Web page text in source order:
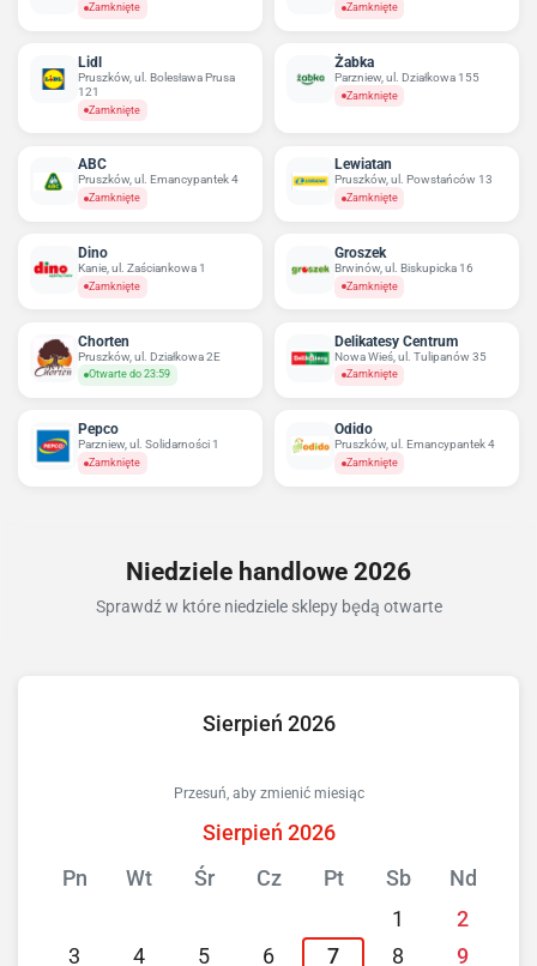
Zamknięte Zamknięte
Lidl
Pruszków, ul. Bolesława Prusa
121
Zamknięte
Żabka
Parzniew, ul. Działkowa 155
Zamknięte
ABC
Pruszków, ul. Emancypantek 4
Zamknięte
Lewiatan
Pruszków, ul. Powstańców 13
Zamknięte
Dino
Kanie, ul. Zaściankowa 1
Zamknięte
Groszek
Brwinów, ul. Biskupicka 16
Zamknięte
Chorten
Pruszków, ul. Działkowa 2E
Otwarte do 23:59
Delikatesy Centrum
Nowa Wieś, ul. Tulipanów 35
Zamknięte
Pepco
Parzniew, ul. Solidarności 1
Zamknięte
Odido
Pruszków, ul. Emancypantek 4
Zamknięte
Niedziele handlowe 2026
Sprawdź w które niedziele sklepy będą otwarte
Sierpień 2026
Przesuń, aby zmienić miesiąc
Sierpień 2026
Pn
Wt Śr Cz Pt Sb
Nd
1
2
3
4 5 6 7 8
9